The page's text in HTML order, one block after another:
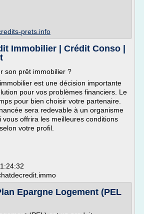
prets.info
Immobilier | Crédit Conso |
son prêt immobilier ?
est une décision importante
pour vos problèmes financiers. Le
pour bien choisir votre partenaire.
sera redevable à un organisme
vous offrira les meilleures conditions
votre profil.
Epargne Logement (PEL